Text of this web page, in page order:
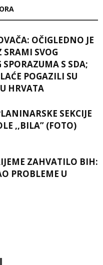
OČIGLEDNO JE
SRAMI SVOG
SPORAZUMA S SDA;
POGAZILI SU
HRVATA
SEKCIJE
,,BILA” (FOTO)
ZAHVATILO BIH:
PROBLEME U